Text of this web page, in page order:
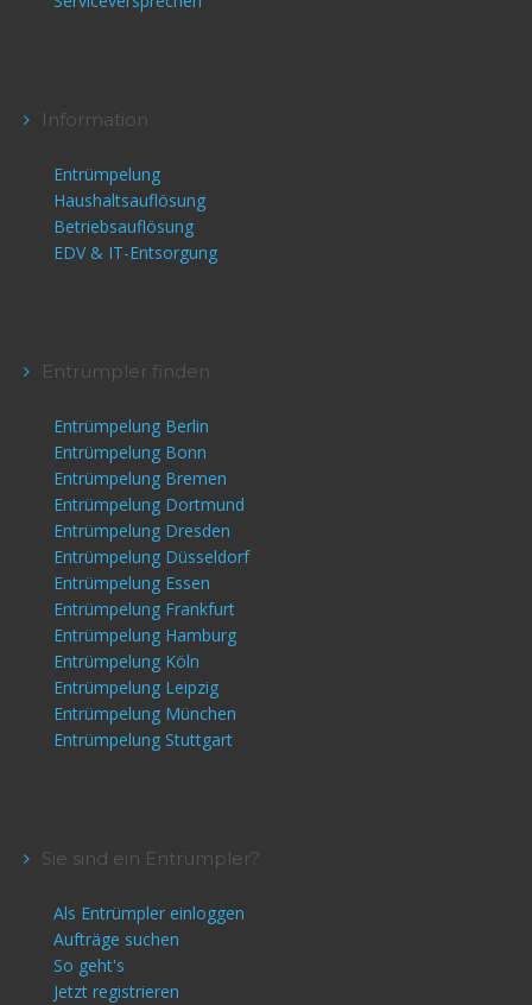
Information
Entrümpelung
Haushaltsauflösung
Betriebsauflösung
EDV & IT-Entsorgung
Entrümpler finden
Entrümpelung Berlin
Entrümpelung Bonn
Entrümpelung Bremen
Entrümpelung Dortmund
Entrümpelung Dresden
Entrümpelung Düsseldorf
Entrümpelung Essen
Entrümpelung Frankfurt
Entrümpelung Hamburg
Entrümpelung Köln
Entrümpelung Leipzig
Entrümpelung München
Entrümpelung Stuttgart
Sie sind ein Entrümpler?
Als Entrümpler einloggen
Aufträge suchen
So geht's
Jetzt registrieren